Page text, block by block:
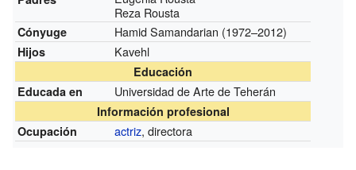
Reza Rousta
Cónyuge Hamid Samandarian (1972–2012)
Hijos Kavehl
Educación
Educada en
Universidad de Arte de Teherán
Información profesional
Ocupación
actriz, directora